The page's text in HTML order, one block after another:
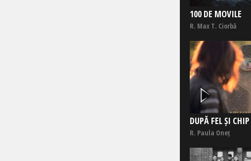
100 DE MOVILE
R. Max T. Ciorbă
DUPĂ FEL ȘI CHIP
R. Paula Oneț